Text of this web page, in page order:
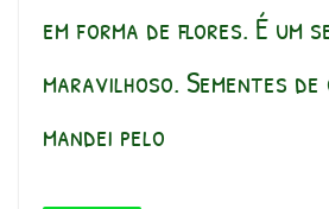
em forma de flores. É um
maravilhoso. Sementes
mandei pelo